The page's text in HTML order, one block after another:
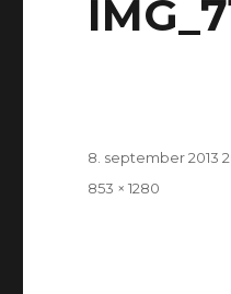
Postitatud
8. september 2013
Täissuurus
853 × 1280